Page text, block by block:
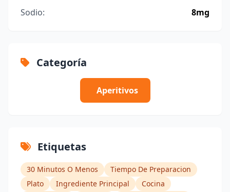
Sodio:
8mg
Categoría
Aperitivos
Etiquetas
30 Minutos O Menos
Tiempo De Preparacion
Plato
Ingrediente Principal
Cocina